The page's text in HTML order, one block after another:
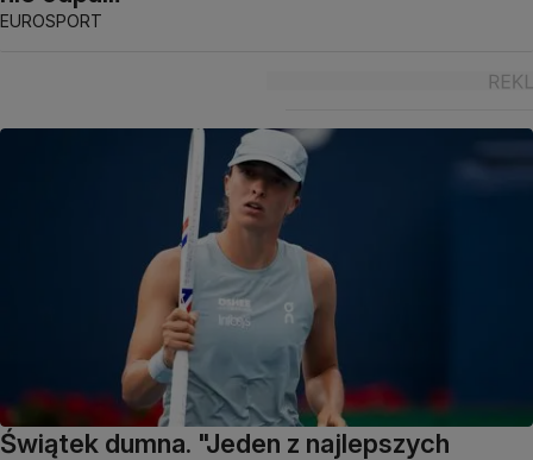
EUROSPORT
Świątek dumna. "Jeden z najlepszych